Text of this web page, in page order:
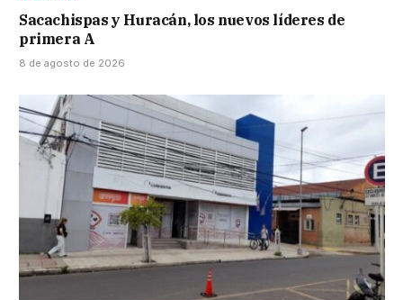
Sacachispas y Huracán, los nuevos líderes de
primera A
8 de agosto de 2026